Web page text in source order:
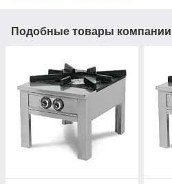
Подобные товары компании